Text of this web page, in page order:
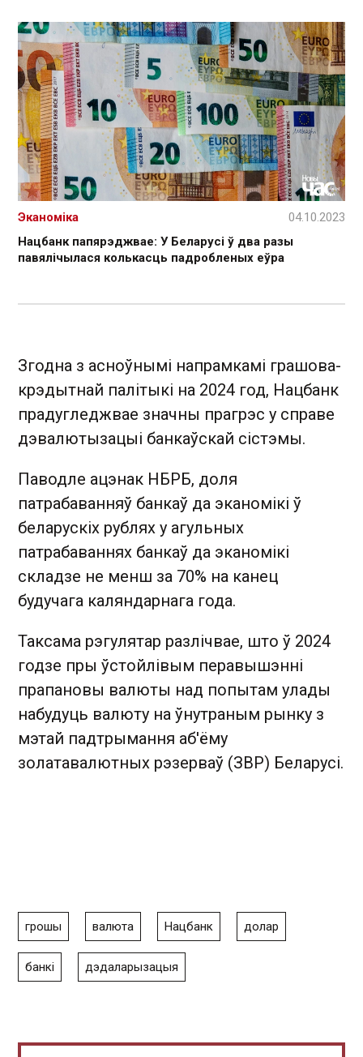
Нацбанк папярэджвае: У Беларусі ў два разы
павялічылася колькасць падробленых еўра
Эканоміка 04.10.2023
Згодна з асноўнымі напрамкамі грашова-
крэдытнай палітыкі на 2024 год, Нацбанк
прадугледжвае значны прагрэс у справе
дэвалютызацыі банкаўскай сістэмы.
Паводле ацэнак НБРБ, доля
патрабаванняў банкаў да эканомікі ў
беларускіх рублях у агульных
патрабаваннях банкаў да эканомікі
складзе не менш за 70% на канец
будучага каляндарнага года.
Таксама рэгулятар разлічвае, што ў 2024
годзе пры ўстойлівым перавышэнні
прапановы валюты над попытам улады
набудуць валюту на ўнутраным рынку з
мэтай падтрымання аб'ёму
золатавалютных рэзерваў (ЗВР) Беларусі.
грошы валюта Нацбанк долар
банкі дэдаларызацыя